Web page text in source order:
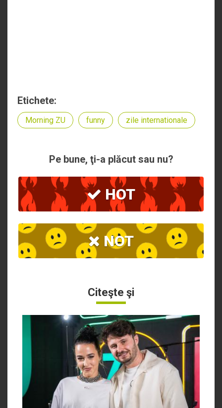
Etichete:
Morning ZU funny zile internationale
Pe bune, ţi-a plăcut sau nu?
HOT
NOT
Citeşte şi